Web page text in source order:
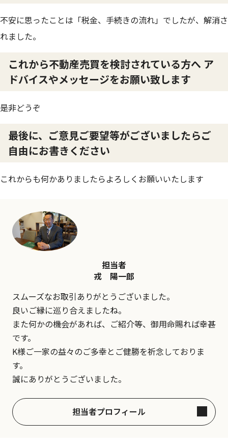
不安に思ったことは「税金、手続きの流れ」でしたが、解消さ
れました。
これから不動産売買を検討されている方へ ア
ドバイスやメッセージをお願い致します
是非どうぞ
最後に、ご意見ご要望等がございましたらご
自由にお書きください
これからも何かありましたらよろしくお願いいたします
担当者
戎 陽一郎
スムーズなお取引ありがとうございました。
良いご縁に巡り合えましたね。
また何かの機会があれば、ご紹介等、御用命賜れば幸甚
です。
K様ご一家の益々のご多幸とご健勝を祈念しておりま
す。
誠にありがとうございました。
担当者プロフィール